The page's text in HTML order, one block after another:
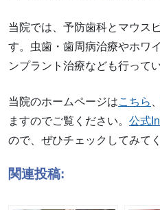
当院では、予防歯科とマウス
す。虫歯・歯周病治療やホワ
ンプラント治療なども行ってい
当院のホームページはこちら
ますのでご覧ください。 公式
ので、ぜひチェックしてみて
関連投稿: